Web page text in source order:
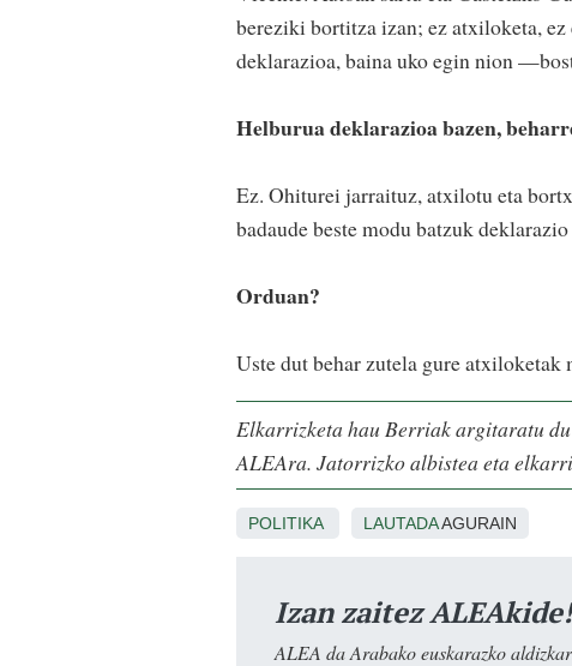
bereziki bortitza izan; ez atxiloketa, ez
deklarazioa, baina uko egin nion
Helburua deklarazioa bazen,
Ez. Ohiturei jarraituz, atxilotu eta
badaude beste modu batzuk
Orduan?
Uste dut behar zutela gure atxiloketak
Elkarrizketa hau Berriak argitaratu
ALEAra. Jatorrizko albistea eta
POLITIKA LAUTADAAGURAIN
Izan zaitez ALEAkide!
ALEA da Arabako euskarazko